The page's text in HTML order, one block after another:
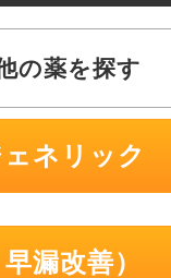
の薬を探す
ネリック
漏改善）